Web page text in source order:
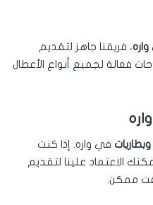
، فريقنا جاهز لتقديم
فعالة لجميع أنواع الأعطال
في واره. إذا كنت
الاعتماد علينا لتقديم
ممكن.